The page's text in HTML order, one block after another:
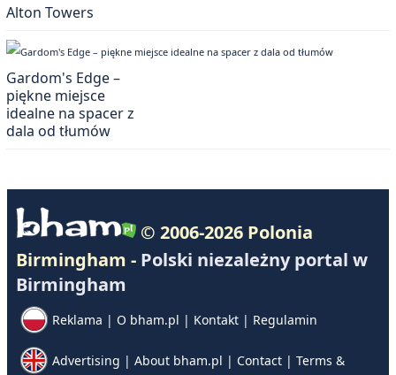
Alton Towers
Gardom's Edge –
piękne miejsce
idealne na spacer z
dala od tłumów
© 2006-2026 Polonia
Birmingham - Polski niezależny portal w
Birmingham
Reklama | O bham.pl | Kontakt| Regulamin
Advertising | About bham.pl | Contact| Terms &